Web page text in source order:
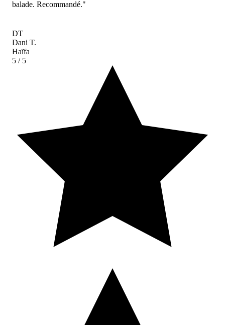
balade. Recommandé."
DT
Dani T.
Haïfa
5 / 5